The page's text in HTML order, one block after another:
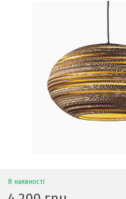
В наявності